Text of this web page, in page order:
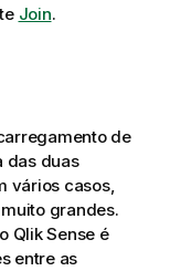
Join.
de
das duas
vários casos,
grandes.
Qlik Sense é
entre as